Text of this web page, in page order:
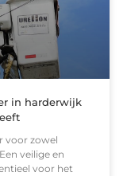
in harderwijk
voor zowel
veilige en
voor het